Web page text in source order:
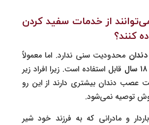
از خدمات سفید کردن
کنند؟
محدودیت سنی ندارد. اما معمولاً
۱۸ سال قابل استفاده است. زیرا افراد زیر
عصب دندان بیشتری دارند از این رو
توصیه نمی‌شود.
و مادرانی که به فرزند خود شیر